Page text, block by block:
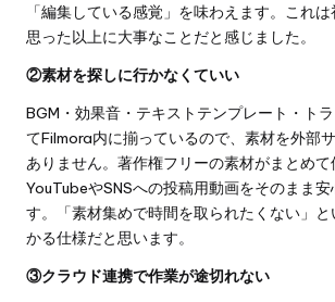
「編集している感覚」を味わえます。これは
思った以上に大事なことだと感じました。
②素材を探しに行かなくていい
BGM・効果音・テキストテンプレート・ト
てFilmora内に揃っているので、素材を外部
ありません。著作権フリーの素材がまとめて
YouTubeやSNSへの投稿用動画をそのまま安
す。「素材集めで時間を取られたくない」
かる仕様だと思います。
③クラウド連携で作業が途切れない